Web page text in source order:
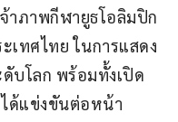
าภาพกีฬายูธโอลิมปิก
เทศไทย ในการแสดง
บโลก พร้อมทั้งเปิด
ด้แข่งขันต่อหน้า